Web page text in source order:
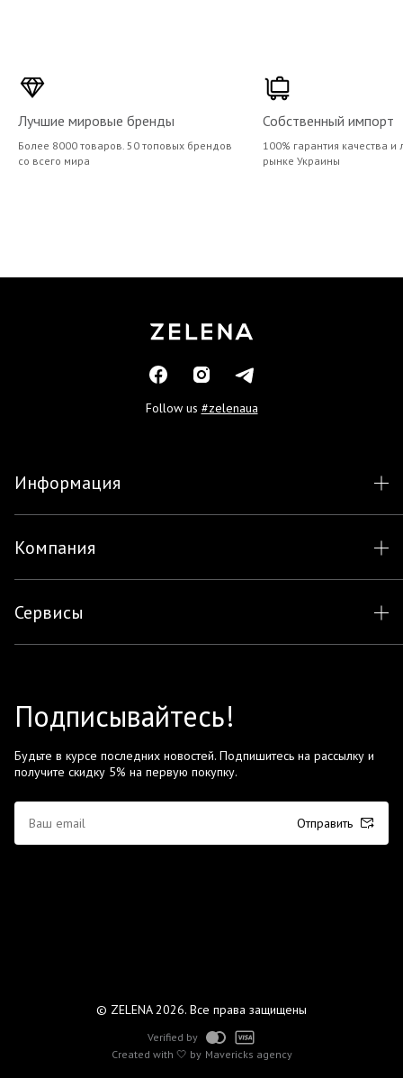
Лучшие мировые бренды
Более 8000 товаров. 50 топовых брендов
со всего мира
Собственный импорт
100% гарантия качества
рынке Украины
Follow us #zelenaua
Информация
Компания
Сервисы
Подписывайтесь!
Будьте в курсе последних новостей. Подпишитесь на рассылку и
получите скидку 5% на первую покупку.
Отправить
© ZELENA 2026. Все права защищены
Created with 🤍 by Mavericks agency
Verified by